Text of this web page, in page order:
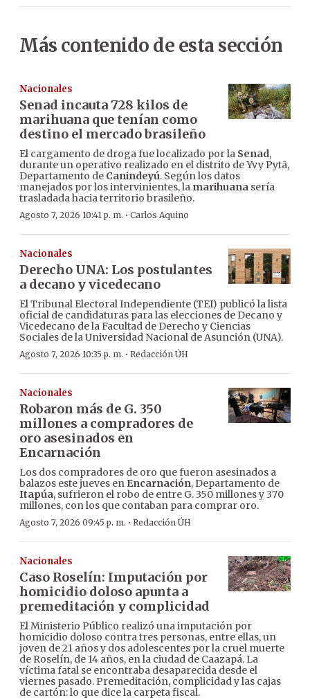
Más contenido de esta sección
Nacionales
Senad incauta 728 kilos de
marihuana que tenían como
destino el mercado brasileño
El cargamento de droga fue localizado por la Senad,
durante un operativo realizado en el distrito de Yvy Pytã,
Departamento de Canindeyú. Según los datos
manejados por los intervinientes, la marihuana sería
trasladada hacia territorio brasileño.
Agosto 7, 2026 10:41 p. m. · Carlos Aquino
Nacionales
Derecho UNA: Los postulantes
a decano y vicedecano
El Tribunal Electoral Independiente (TEI) publicó la lista
oficial de candidaturas para las elecciones de Decano y
Vicedecano de la Facultad de Derecho y Ciencias
Sociales de la Universidad Nacional de Asunción (UNA).
Agosto 7, 2026 10:35 p. m. · Redacción ÚH
Nacionales
Robaron más de G. 350
millones a compradores de
oro asesinados en
Encarnación
Los dos compradores de oro que fueron asesinados a
balazos este jueves en Encarnación, Departamento de
Itapúa, sufrieron el robo de entre G. 350 millones y 370
millones, con los que contaban para comprar oro.
Agosto 7, 2026 09:45 p. m. · Redacción ÚH
Nacionales
Caso Roselín: Imputación por
homicidio doloso apunta a
premeditación y complicidad
El Ministerio Público realizó una imputación por
homicidio doloso contra tres personas, entre ellas, un
joven de 21 años y dos adolescentes por la cruel muerte
de Roselín, de 14 años, en la ciudad de Caazapá. La
víctima fatal se encontraba desaparecida desde el
viernes pasado. Premeditación, complicidad y las cajas
de cartón: lo que dice la carpeta fiscal.